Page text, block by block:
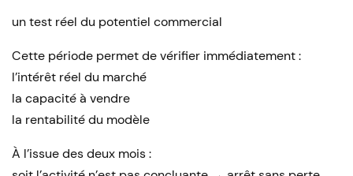
un test réel du potentiel commercial
Cette période permet de vérifier immédiatement :
l’intérêt réel du marché
la capacité à vendre
la rentabilité du modèle
À l’issue des deux mois :